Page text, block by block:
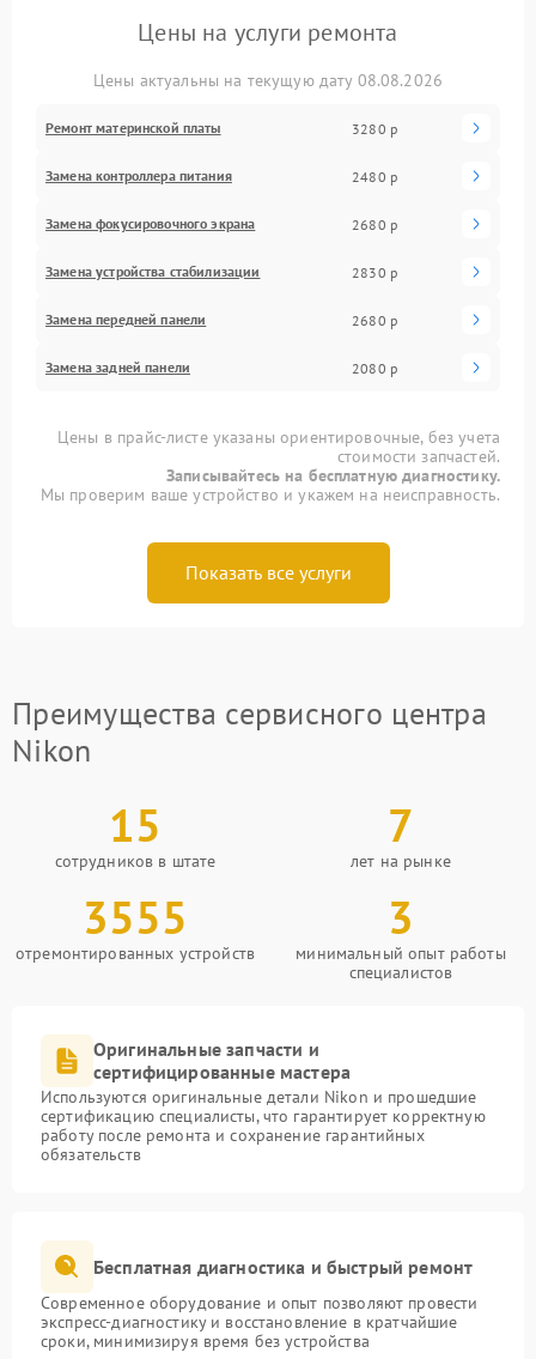
Цены на услуги ремонта
Цены актуальны на текущую дату 08.08.2026
Ремонт материнской платы 3280 р
Замена контроллера питания 2480 р
Замена фокусировочного экрана 2680 р
Замена устройства стабилизации 2830 р
Замена передней панели 2680 р
Замена задней панели 2080 р
Цены в прайс-листе указаны ориентировочные, без учета
стоимости запчастей.
Записывайтесь на бесплатную диагностику.
Мы проверим ваше устройство и укажем на неисправность.
Показать все услуги
Преимущества сервисного центра
Nikon
15
сотрудников в штате
7
лет на рынке
3555
отремонтированных устройств
3
минимальный опыт работы
специалистов
Оригинальные запчасти и
сертифицированные мастера
Используются оригинальные детали Nikon и прошедшие
сертификацию специалисты, что гарантирует корректную
работу после ремонта и сохранение гарантийных
обязательств
Бесплатная диагностика и быстрый ремонт
Современное оборудование и опыт позволяют провести
экспресс-диагностику и восстановление в кратчайшие
сроки, минимизируя время без устройства